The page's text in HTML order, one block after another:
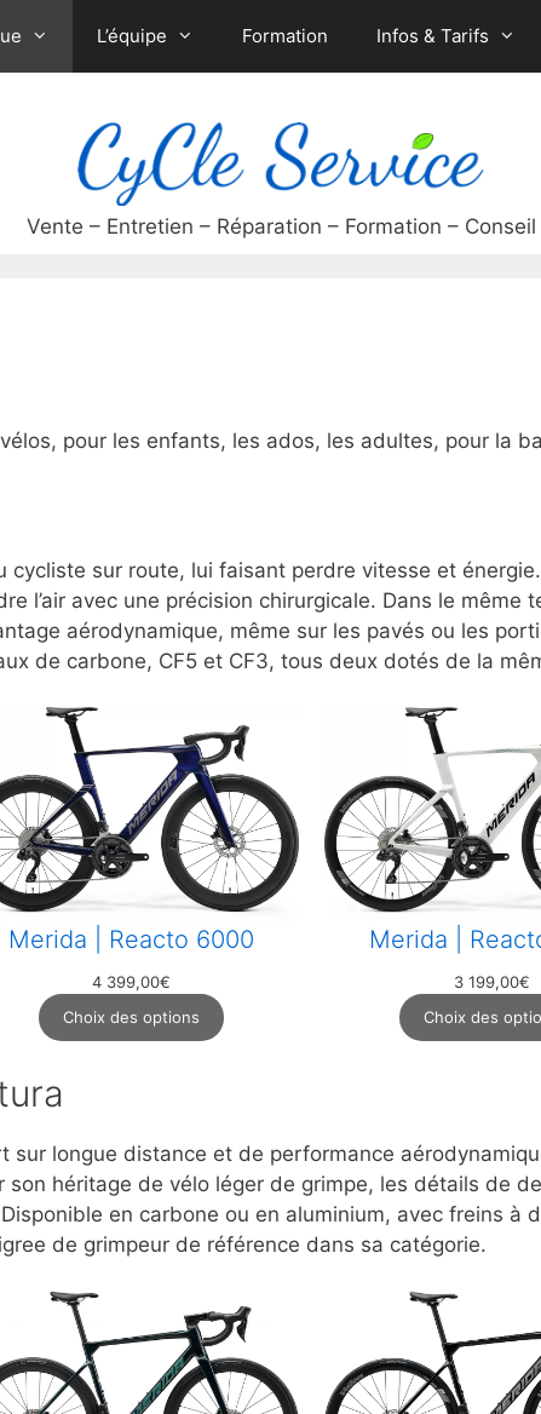
L’équipe Formation Infos & Tarifs
pour les enfants, les ados, les adultes, pour la
sur route, lui faisant perdre vitesse et
l’air avec une précision chirurgicale. Dans le
aérodynamique, même sur les pavés ou les
de carbone, CF5 et CF3, tous deux dotés de la
Merida | Reacto 6000
4 399,00€
Choix des options
Merida |
3 199,00€
Choix des
longue distance et de performance
héritage de vélo léger de grimpe, les détails de
en carbone ou en aluminium, avec freins à
de grimpeur de référence dans sa catégorie.